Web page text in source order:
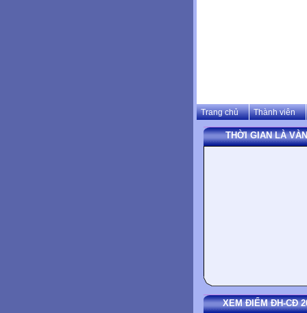
Trang chủ Thành viên
THỜI GIAN LÀ
XEM ĐIỂM ĐH-CĐ